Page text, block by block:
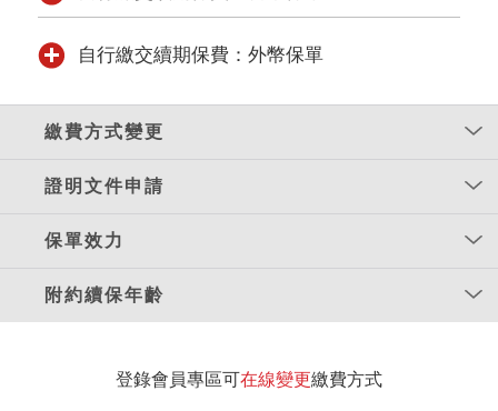
自行繳交續期保費：外幣保單
繳費方式變更
證明文件申請
保單效力
附約續保年齡
登錄會員專區可在線變更繳費方式